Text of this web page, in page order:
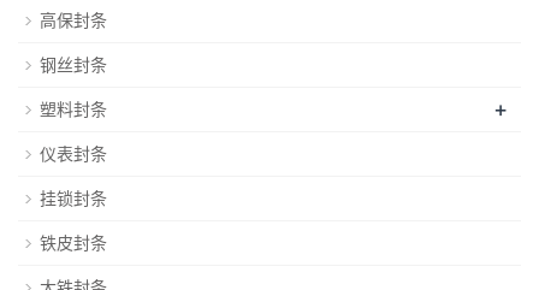
高保封条
钢丝封条
塑料封条 +
仪表封条
挂锁封条
铁皮封条